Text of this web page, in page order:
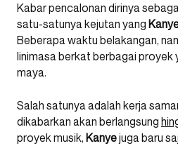
Kabar pencalonan dirinya
satu-satunya kejutan yang
Beberapa waktu belakangan,
linimasa berkat berbagai proyek
maya.
Salah satunya adalah kerja
dikabarkan akan berlangsung
proyek musik, Kanyejuga baru